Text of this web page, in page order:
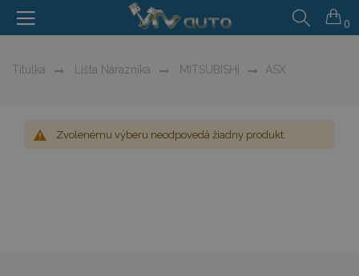
0
Titulka Lišta Nárazníka MITSUBISHI ASX
Zvolenému výberu neodpovedá žiadny produkt.